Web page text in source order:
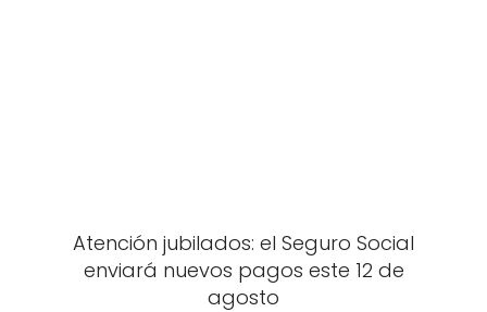
Atención jubilados: el Seguro Social
enviará nuevos pagos este 12 de
agosto